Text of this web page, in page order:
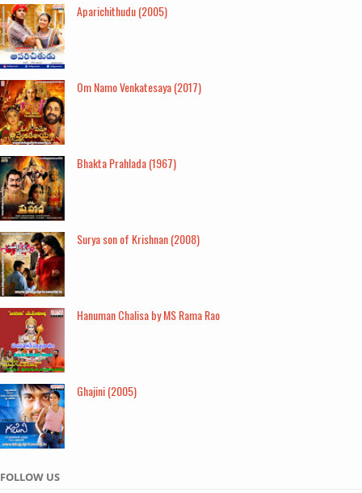
Aparichithudu (2005)
Om Namo Venkatesaya (2017)
Bhakta Prahlada (1967)
Surya son of Krishnan (2008)
Hanuman Chalisa by MS Rama Rao
Ghajini (2005)
FOLLOW US